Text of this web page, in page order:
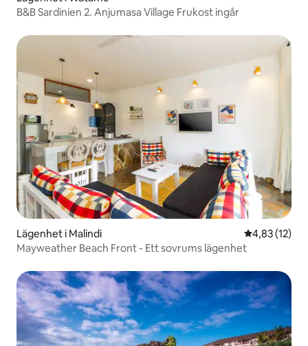
B&B Sardinien 2. Anjumasa Village Frukost ingår
Lägenhet i Malindi 4,83 av 5 i
4,83 (12)
Mayweather Beach Front - Ett sovrums lägenhet